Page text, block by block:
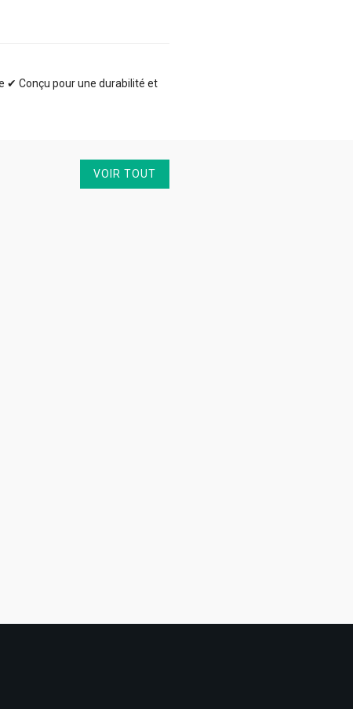
✔ Conçu pour une durabilité et
VOIR TOUT